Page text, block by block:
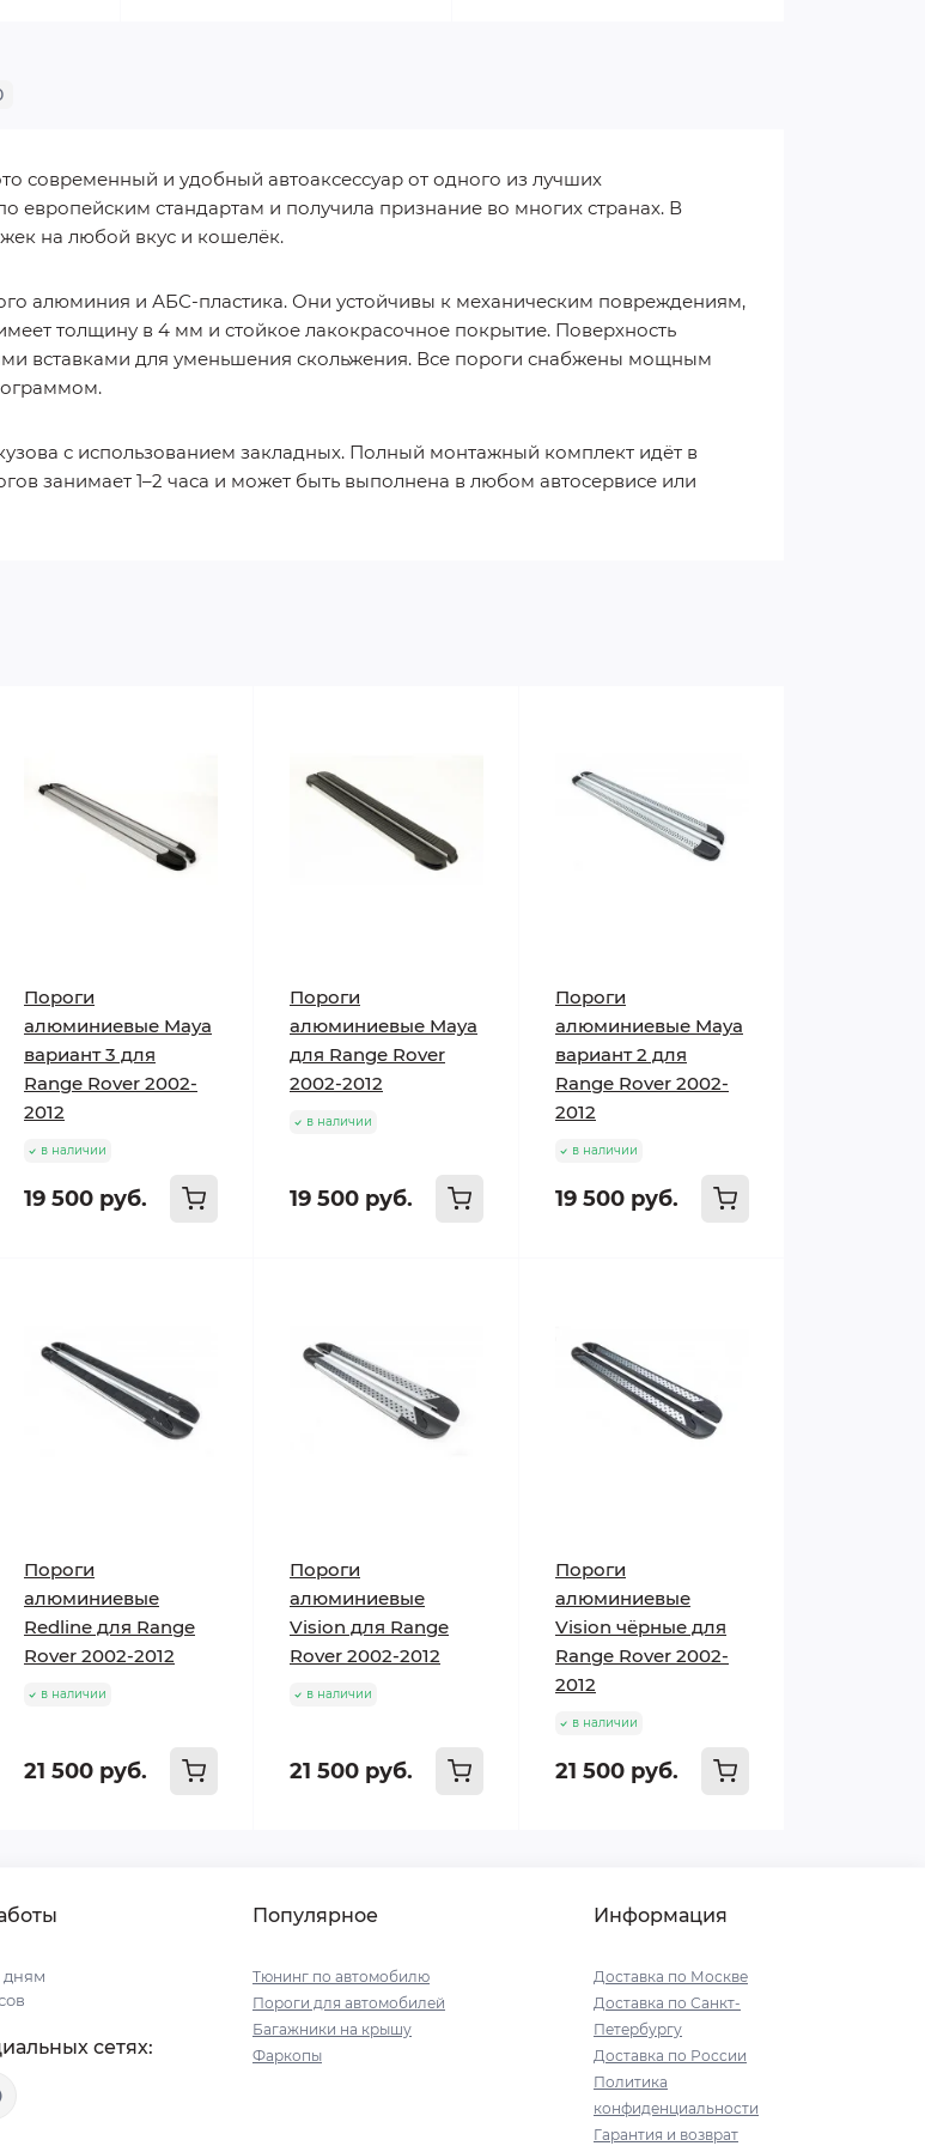
современный и удобный автоаксессуар от одного из лучших
европейским стандартам и получила признание во многих странах. В
на любой вкус и кошелёк.
алюминия и АБС-пластика. Они устойчивы к механическим повреждениям,
толщину в 4 мм и стойкое лакокрасочное покрытие. Поверхность
вставками для уменьшения скольжения. Все пороги снабжены мощным
с использованием закладных. Полный монтажный комплект идёт в
занимает 1–2 часа и может быть выполнена в любом автосервисе или
Пороги
алюминиевые Maya
вариант 3 для
Range Rover 2002-
2012
в наличии
19 500 руб.
Пороги
алюминиевые Maya
для Range Rover
2002-2012
в наличии
19 500 руб.
Пороги
алюминиевые Maya
вариант 2 для
Range Rover 2002-
2012
в наличии
19 500 руб.
Пороги
алюминиевые
Redline для Range
Rover 2002-2012
в наличии
21 500 руб.
Пороги
алюминиевые
Vision для Range
Rover 2002-2012
в наличии
21 500 руб.
Пороги
алюминиевые
Vision чёрные для
Range Rover 2002-
2012
в наличии
21 500 руб.
дням
сетях:
Популярное
Тюнинг по автомобилю
Пороги для автомобилей
Багажники на крышу
Фаркопы
Информация
Доставка по Москве
Доставка по Санкт-
Петербургу
Доставка по России
Политика
конфиденциальности
Гарантия и возврат